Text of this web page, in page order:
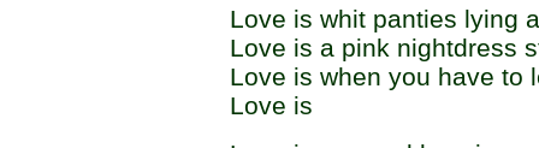
Love is whit panties lying
Love is a pink nightdress
Love is when you have to
Love is